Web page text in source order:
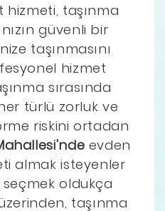
hizmeti, taşınma
güvenli bir
taşınmasını
hizmet
sırasında
türlü zorluk ve
riskini ortadan
evden
almak isteyenler
oldukça
taşınma